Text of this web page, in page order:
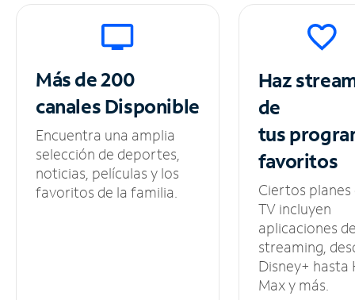
Más de 200
canalesDisponible
Encuentra una amplia
selección de deportes,
noticias, películas y los
favoritos de la familia.
Haz
de
tus
favoritos
Ciertos planes
TV incluyen
aplicaciones
streaming,
Disney+ hasta
Max y más.